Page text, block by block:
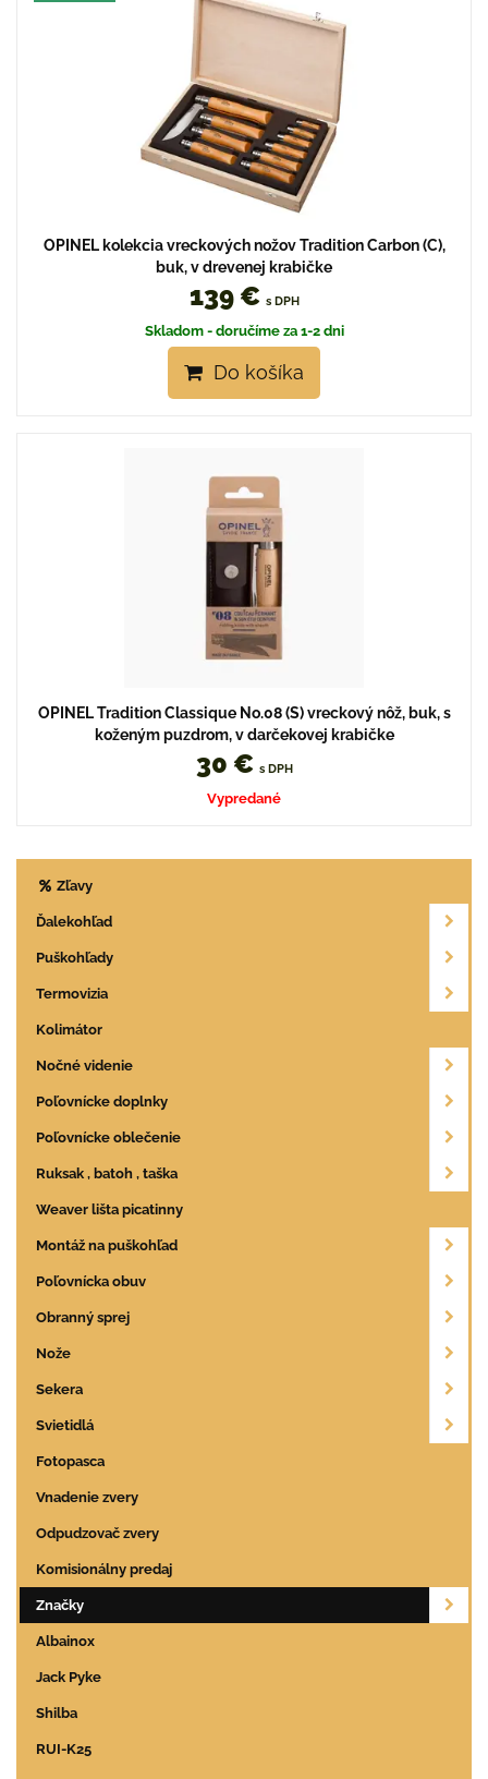
OPINEL kolekcia vreckových nožov Tradition Carbon (C),
buk, v drevenej krabičke
139 € s DPH
Skladom - doručíme za 1-2 dni
Do košíka
OPINEL Tradition Classique No.08 (S) vreckový nôž, buk, s
koženým puzdrom, v darčekovej krabičke
30 € s DPH
Vypredané
Zľavy
Ďalekohľad
Puškohľady
Termovizia
Kolimátor
Nočné videnie
Poľovnícke doplnky
Poľovnícke oblečenie
Ruksak , batoh , taška
Weaver lišta picatinny
Montáž na puškohľad
Poľovnícka obuv
Obranný sprej
Nože
Sekera
Svietidlá
Fotopasca
Vnadenie zvery
Odpudzovač zvery
Komisionálny predaj
Značky
Albainox
Jack Pyke
Shilba
RUI-K25